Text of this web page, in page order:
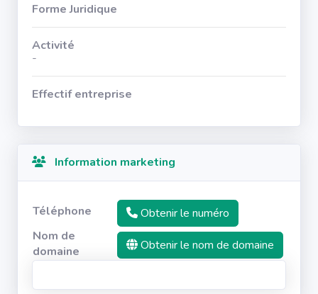
Forme Juridique
Activité
-
Effectif entreprise
Information marketing
Téléphone
Obtenir le numéro
Nom de
domaine
Obtenir le nom de domaine